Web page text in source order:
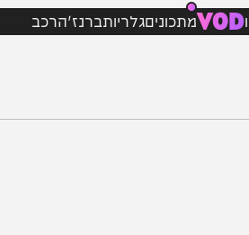
מתכוניםגלריותברנז'הרכב